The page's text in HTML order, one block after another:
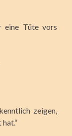
eine Tüte vors
zeigen,